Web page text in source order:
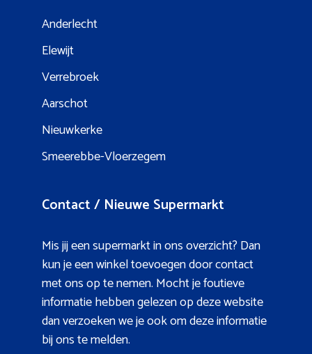
Anderlecht
Elewijt
Verrebroek
Aarschot
Nieuwkerke
Smeerebbe-Vloerzegem
Contact / Nieuwe Supermarkt
Mis jij een supermarkt in ons overzicht? Dan
kun je een winkel toevoegen door contact
met ons op te nemen. Mocht je foutieve
informatie hebben gelezen op deze website
dan verzoeken we je ook om deze informatie
bij ons te melden.